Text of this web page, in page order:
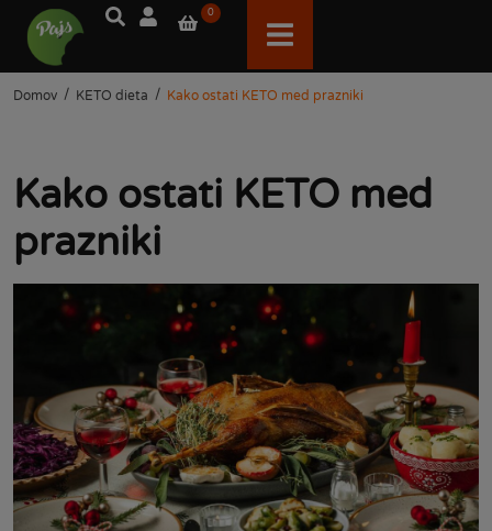
0
Domov / KETO dieta / Kako ostati KETO med prazniki
Kako ostati KETO med
prazniki